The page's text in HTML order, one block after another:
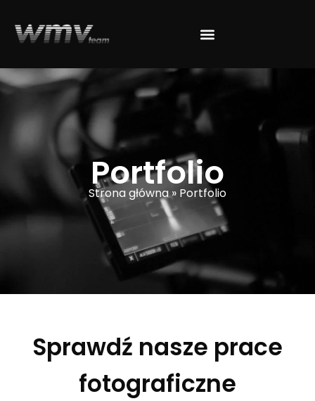
Portfolio
Strona główna» Portfolio
Sprawdź nasze prace
fotograficzne